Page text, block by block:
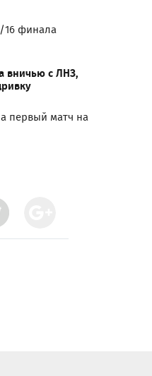
16 финала
вничью с ЛНЗ,
первый матч на